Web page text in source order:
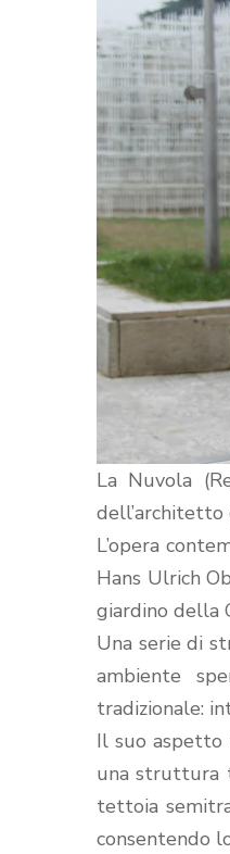
La Nuvola
dell’architetto
L’opera
Hans Ulrich
giardino della
Una serie di
ambiente
tradizionale:
Il suo aspetto
una struttura
tettoia
consentendo